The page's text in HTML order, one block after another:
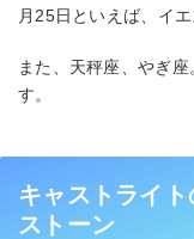
月25日といえば、イ
また、天秤座、やぎ
す。
キャストライ
ストーン